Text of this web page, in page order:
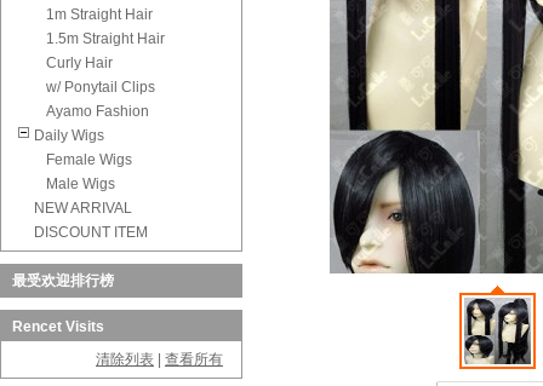
1m Straight Hair
1.5m Straight Hair
Curly Hair
w/ Ponytail Clips
Ayamo Fashion
Daily Wigs
Female Wigs
Male Wigs
NEW ARRIVAL
DISCOUNT ITEM
最受欢迎排行榜
Rencet Visits
清除列表
查看所有